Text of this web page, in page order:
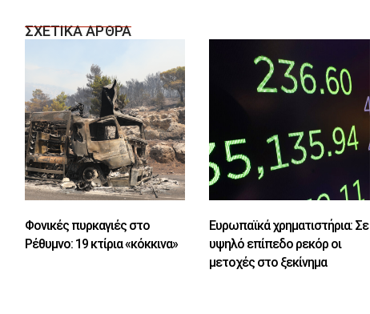
ΣΧΕΤΙΚΑ ΑΡΘΡΑ
Φονικές πυρκαγιές στο
Ρέθυμνο: 19 κτίρια «κόκκινα»
Ευρωπαϊκά χρηματιστήρια: Σε
υψηλό επίπεδο ρεκόρ οι
μετοχές στο ξεκίνημα